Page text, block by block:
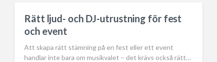
Rätt ljud- och DJ-utrustning för fest
och event
Att skapa rätt stämning på en fest eller ett event
handlar inte bara om musikvalet – det krävs också rätt…